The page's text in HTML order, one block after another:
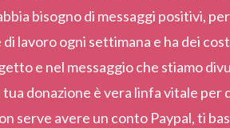
bisogno di messaggi positivi,
lavoro ogni settimana e ha dei
e nel messaggio che stiamo
donazione è vera linfa vitale
serve avere un conto Paypal, ti